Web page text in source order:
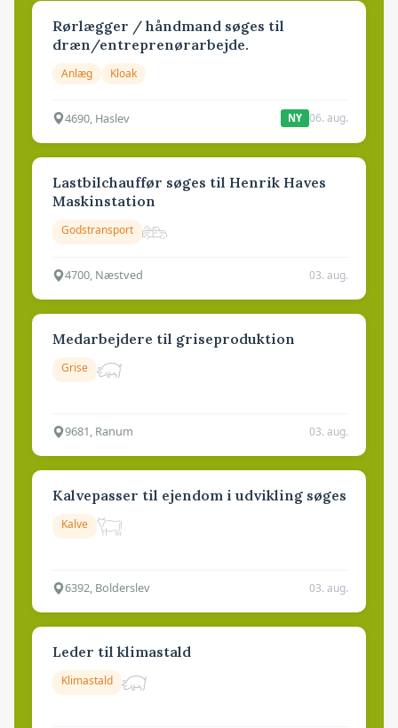
Rørlægger / håndmand søges til
dræn/entreprenørarbejde.
Anlæg Kloak
4690, Haslev NY 06. aug.
Lastbilchauffør søges til Henrik Haves
Maskinstation
Godstransport
4700, Næstved 03. aug.
Medarbejdere til griseproduktion
Grise
9681, Ranum 03. aug.
Kalvepasser til ejendom i udvikling søges
Kalve
6392, Bolderslev 03. aug.
Leder til klimastald
Klimastald